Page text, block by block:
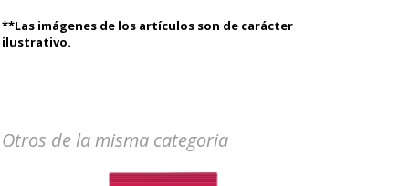
**Las imágenes de los artículos son de carácter
ilustrativo.
Otros de la misma categoria